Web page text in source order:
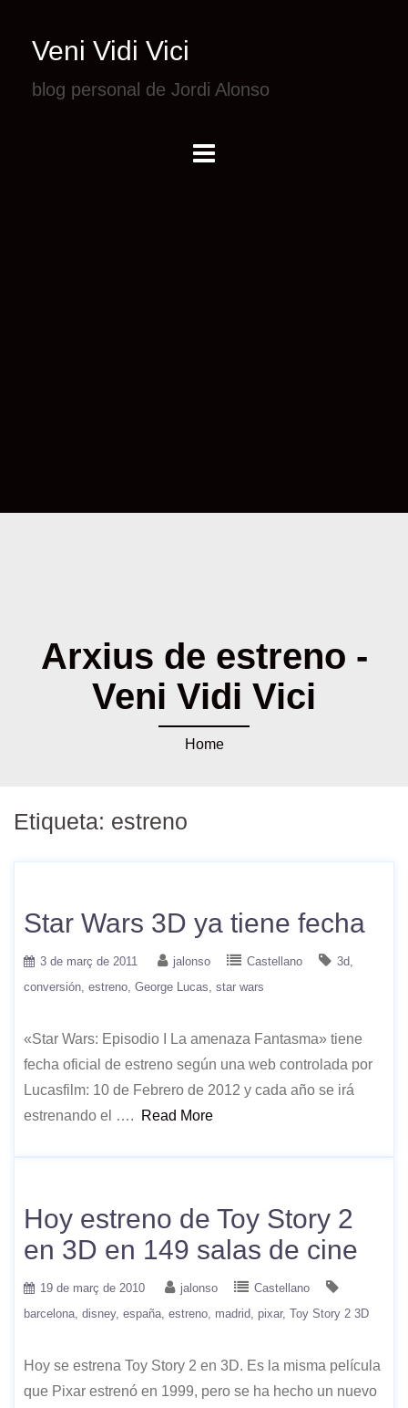
Veni Vidi Vici
blog personal de Jordi Alonso
Arxius de estreno -
Veni Vidi Vici
Home
Etiqueta: estreno
Star Wars 3D ya tiene fecha
3 de març de 2011 jalonso Castellano
3d
conversión estreno George Lucas star wars
«Star Wars: Episodio I La amenaza Fantasma» tiene
fecha oficial de estreno según una web controlada por
Lucasfilm: 10 de Febrero de 2012 y cada año se irá
estrenando el ….
Read More
Hoy estreno de Toy Story 2
en 3D en 149 salas de cine
19 de març de 2010 jalonso
Castellano
barcelona disney españa estreno madrid pixar Toy Story 2 3D
Hoy se estrena Toy Story 2 en 3D. Es la misma película
que Pixar estrenó en 1999, pero se ha hecho un nuevo